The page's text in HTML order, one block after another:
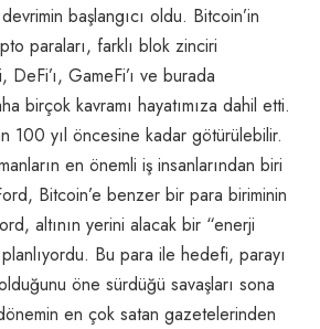
başlangıcı oldu. Bitcoin’in
paraları, farklı blok zinciri
GameFi’ı ve burada
birçok kavramı hayatımıza dahil etti.
100 yıl öncesine kadar götürülebilir.
en önemli iş insanlarından biri
Bitcoin’e benzer bir para biriminin
altının yerini alacak bir “enerji
Bu para ile hedefi, parayı
öne sürdüğü savaşları sona
en çok satan gazetelerinden